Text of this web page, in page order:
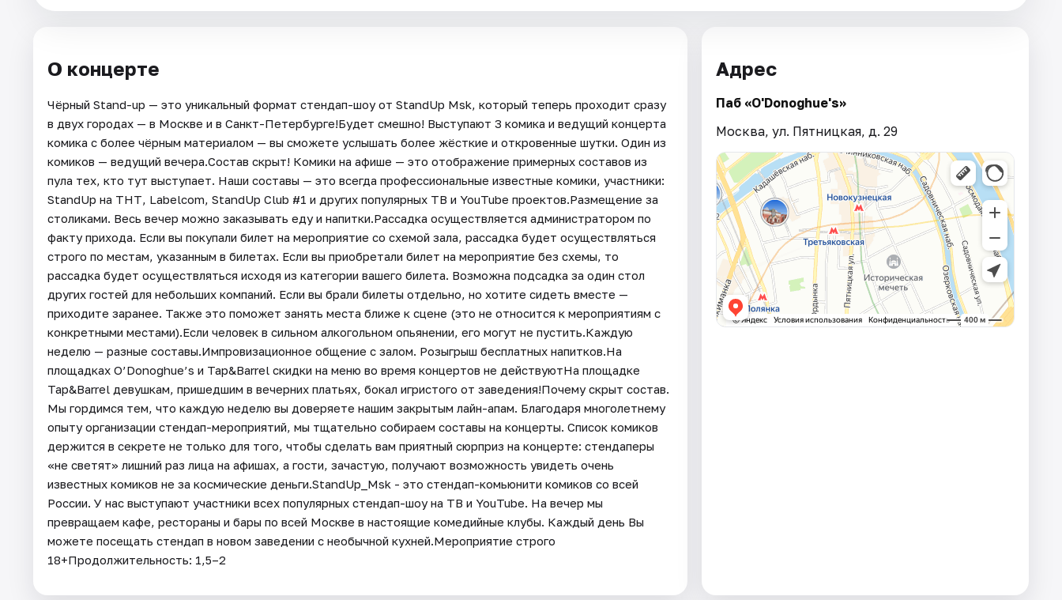
О концерте
Чёрный Stand-up — это уникальный формат стендап-шоу от StandUp Msk, который теперь проходит сразу
в двух городах — в Москве и в Санкт-Петербурге!Будет смешно! Выступают 3 комика и ведущий концерта
комика с более чёрным материалом — вы сможете услышать более жёсткие и откровенные шутки. Один из
комиков — ведущий вечера.Состав скрыт! Комики на афише — это отображение примерных составов из
пула тех, кто тут выступает. Наши составы — это всегда профессиональные известные комики, участники:
StandUp на ТНТ, Labelcom, StandUp Club #1 и других популярных ТВ и YouTube проектов.Размещение за
столиками. Весь вечер можно заказывать еду и напитки.Рассадка осуществляется администратором по
факту прихода. Если вы покупали билет на мероприятие со схемой зала, рассадка будет осуществляться
строго по местам, указанным в билетах. Если вы приобретали билет на мероприятие без схемы, то
рассадка будет осуществляться исходя из категории вашего билета. Возможна подсадка за один стол
других гостей для небольших компаний. Если вы брали билеты отдельно, но хотите сидеть вместе —
приходите заранее. Также это поможет занять места ближе к сцене (это не относится к мероприятиям с
конкретными местами).Если человек в сильном алкогольном опьянении, его могут не пустить.Каждую
неделю — разные составы.Импровизационное общение с залом. Розыгрыш бесплатных напитков.На
площадках O’Donoghue’s и Tap&Barrel скидки на меню во время концертов не действуютНа площадке
Tap&Barrel девушкам, пришедшим в вечерних платьях, бокал игристого от заведения!Почему скрыт состав.
Мы гордимся тем, что каждую неделю вы доверяете нашим закрытым лайн-апам. Благодаря многолетнему
опыту организации стендап-мероприятий, мы тщательно собираем составы на концерты. Список комиков
держится в секрете не только для того, чтобы сделать вам приятный сюрприз на концерте: стендаперы
«не светят» лишний раз лица на афишах, а гости, зачастую, получают возможность увидеть очень
известных комиков не за космические деньги.StandUp_Msk - это стендап-комьюнити комиков со всей
России. У нас выступают участники всех популярных стендап-шоу на ТВ и YouTube. На вечер мы
превращаем кафе, рестораны и бары по всей Москве в настоящие комедийные клубы. Каждый день Вы
можете посещать стендап в новом заведении с необычной кухней.Мероприятие строго
18+Продолжительность: 1,5–2
Адрес
Паб «O'Donoghue's»
Москва, ул. Пятницкая, д. 29